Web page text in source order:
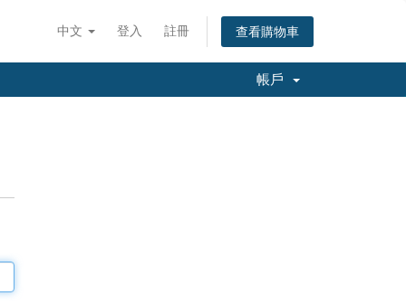
中文 登入 註冊 查看購物車
帳戶